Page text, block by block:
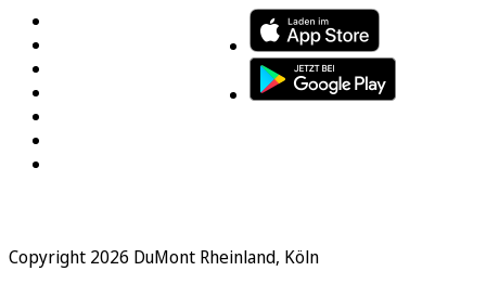
Copyright 2026 DuMont Rheinland, Köln